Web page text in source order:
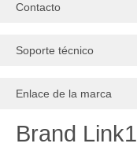
Contacto
Soporte técnico
Enlace de la marca
Brand Link1